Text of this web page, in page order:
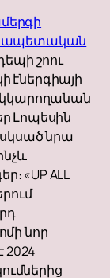
շոու
էներգիայի
կկարողանան
Լոպեսին
նրա
«UP ALL
նոր
2024